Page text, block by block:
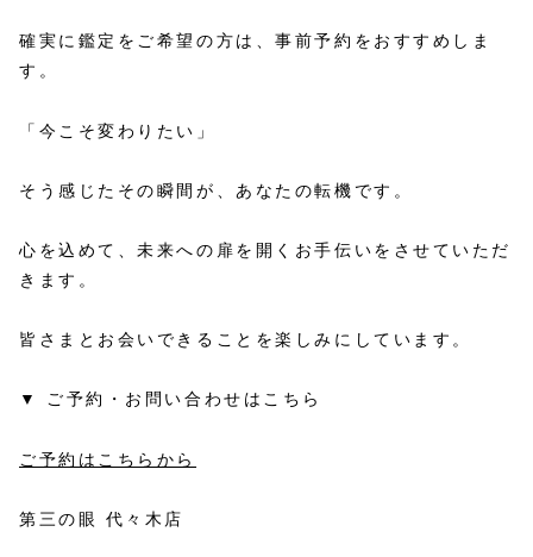
確実に鑑定をご希望の方は、事前予約をおすすめしま
す。
「今こそ変わりたい」
そう感じたその瞬間が、あなたの転機です。
心を込めて、未来への扉を開くお手伝いをさせていただ
きます。
皆さまとお会いできることを楽しみにしています。
▼ ご予約・お問い合わせはこちら
ご予約はこちらから
第三の眼 代々木店